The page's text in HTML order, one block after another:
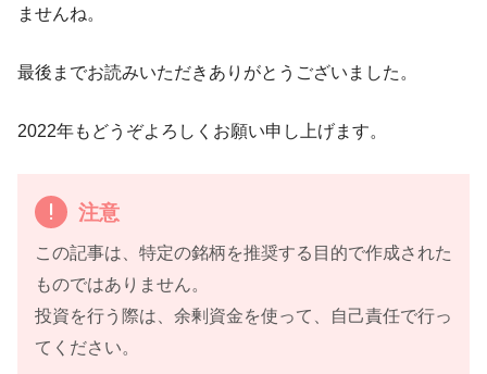
ませんね。
最後までお読みいただきありがとうございました。
2022年もどうぞよろしくお願い申し上げます。
注意
この記事は、特定の銘柄を推奨する目的で作成された
ものではありません。
投資を行う際は、余剰資金を使って、自己責任で行っ
てください。